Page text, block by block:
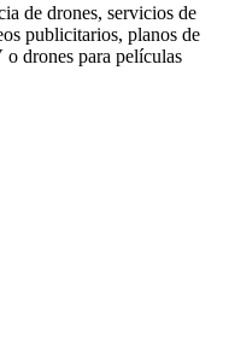
de drones, servicios de
publicitarios, planos de
drones para películas